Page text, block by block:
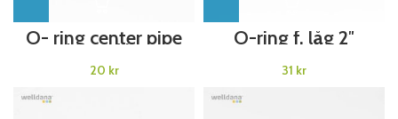
O- ring center pipe
Ø800 filter
Welldana®
Sandfilter
kr
O-ring f. låg 2″
topventil Welldana®
Sandfilter
kr